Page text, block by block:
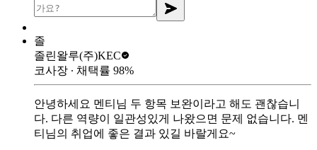
졸
졸린왈루(주)KEC
코사장 ∙ 채택률 98%
안녕하세요 멘티님 두 항목 보완이라고 해도 괜찮습니
다. 다른 역량이 일관성있게 나왔으면 문제 없습니다. 멘
티님의 취업에 좋은 결과 있길 바랄게요~